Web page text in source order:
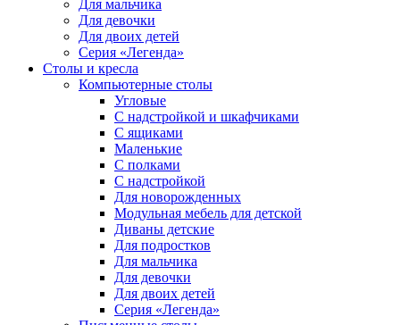
Для мальчика
Для девочки
Для двоих детей
Серия «Легенда»
Столы и кресла
Компьютерные столы
Угловые
С надстройкой и шкафчиками
С ящиками
Маленькие
С полками
С надстройкой
Для новорожденных
Модульная мебель для детской
Диваны детские
Для подростков
Для мальчика
Для девочки
Для двоих детей
Серия «Легенда»